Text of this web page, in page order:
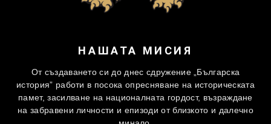
НАШАТА МИСИЯ
От създаването си до днес сдружение „Българска
история” работи в посока опресняване на историческата
памет, засилване на националната гордост, възраждане
на забравени личности и епизоди от близкото и далечно